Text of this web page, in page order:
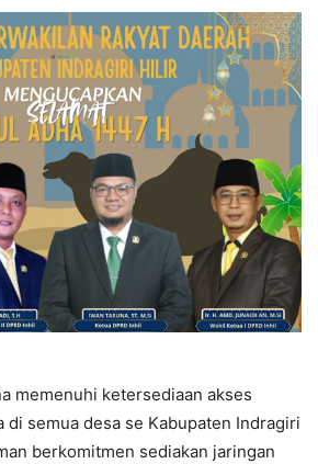
memenuhi ketersediaan akses
di semua desa se Kabupaten Indragiri
berkomitmen sediakan jaringan